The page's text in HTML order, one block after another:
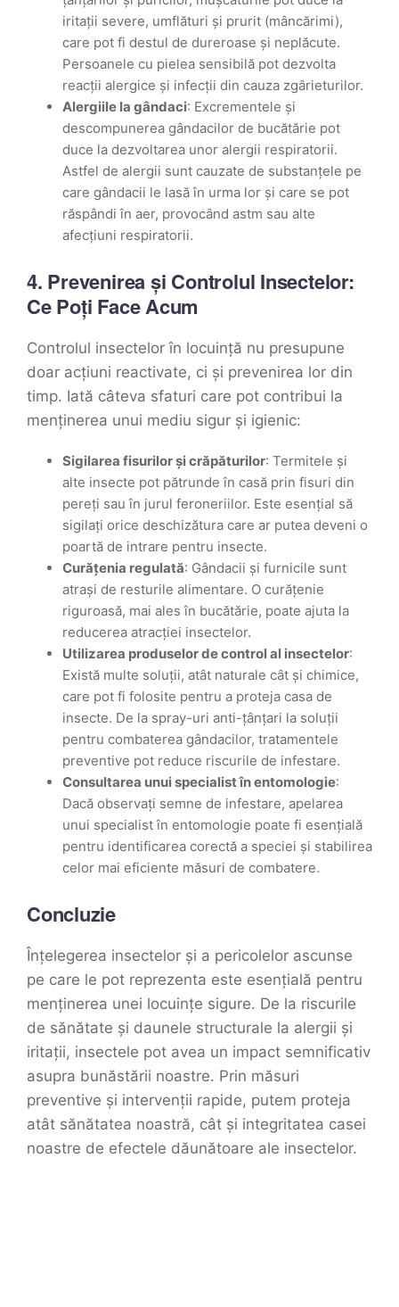
iritații severe, umflături și prurit (mâncărimi),
care pot fi destul de dureroase și neplăcute.
Persoanele cu pielea sensibilă pot dezvolta
reacții alergice și infecții din cauza zgârieturilor.
Alergiile la gândaci: Excrementele și
descompunerea gândacilor de bucătărie pot
duce la dezvoltarea unor alergii respiratorii.
Astfel de alergii sunt cauzate de substanțele pe
care gândacii le lasă în urma lor și care se pot
răspândi în aer, provocând astm sau alte
afecțiuni respiratorii.
4. Prevenirea și Controlul Insectelor:
Ce Poți Face Acum
Controlul insectelor în locuință nu presupune
doar acțiuni reactivate, ci și prevenirea lor din
timp. Iată câteva sfaturi care pot contribui la
menținerea unui mediu sigur și igienic:
Sigilarea fisurilor și crăpăturilor: Termitele și
alte insecte pot pătrunde în casă prin fisuri din
pereți sau în jurul feroneriilor. Este esențial să
sigilați orice deschizătura care ar putea deveni o
poartă de intrare pentru insecte.
Curățenia regulată: Gândacii și furnicile sunt
atrași de resturile alimentare. O curățenie
riguroasă, mai ales în bucătărie, poate ajuta la
reducerea atracției insectelor.
Utilizarea produselor de control al insectelor:
Există multe soluții, atât naturale cât și chimice,
care pot fi folosite pentru a proteja casa de
insecte. De la spray-uri anti-țânțari la soluții
pentru combaterea gândacilor, tratamentele
preventive pot reduce riscurile de infestare.
Consultarea unui specialist în entomologie:
Dacă observați semne de infestare, apelarea
unui specialist în entomologie poate fi esențială
pentru identificarea corectă a speciei și stabilirea
celor mai eficiente măsuri de combatere.
Concluzie
Înțelegerea insectelor și a pericolelor ascunse
pe care le pot reprezenta este esențială pentru
menținerea unei locuințe sigure. De la riscurile
de sănătate și daunele structurale la alergii și
iritații, insectele pot avea un impact semnificativ
asupra bunăstării noastre. Prin măsuri
preventive și intervenții rapide, putem proteja
atât sănătatea noastră, cât și integritatea casei
noastre de efectele dăunătoare ale insectelor.